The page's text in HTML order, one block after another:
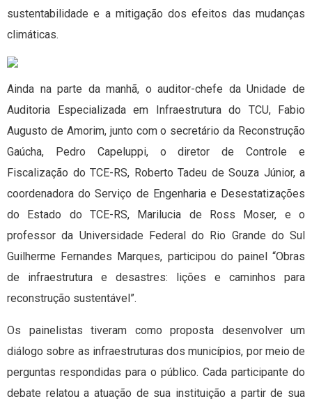
sustentabilidade e a mitigação dos efeitos das mudanças
climáticas.
Ainda na parte da manhã, o auditor-chefe da Unidade de
Auditoria Especializada em Infraestrutura do TCU, Fabio
Augusto de Amorim, junto com o secretário da Reconstrução
Gaúcha, Pedro Capeluppi, o diretor de Controle e
Fiscalização do TCE-RS, Roberto Tadeu de Souza Júnior, a
coordenadora do Serviço de Engenharia e Desestatizações
do Estado do TCE-RS, Marilucia de Ross Moser, e o
professor da Universidade Federal do Rio Grande do Sul
Guilherme Fernandes Marques, participou do painel “Obras
de infraestrutura e desastres: lições e caminhos para
reconstrução sustentável”.
Os painelistas tiveram como proposta desenvolver um
diálogo sobre as infraestruturas dos municípios, por meio de
perguntas respondidas para o público. Cada participante do
debate relatou a atuação de sua instituição a partir de sua